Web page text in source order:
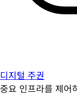
디지털 주권
중요 인프라를 제어